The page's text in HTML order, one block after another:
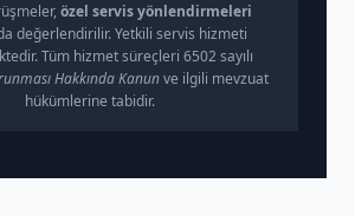
özel servis yönlendirmeleri
değerlendirilir. Yetkili servis hizmeti
Tüm hizmet süreçleri 6502 sayılı
Hakkında Kanunve ilgili mevzuat
hükümlerine tabidir.